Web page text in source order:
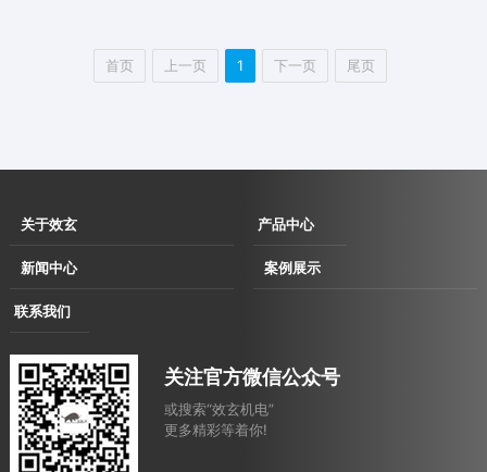
首页 上一页 1 下一页 尾页
关于效玄
企业简介
发展历程
资质荣誉
产品中心
伺服直驱拉丝
消费品
汽车
新闻中心
企业动态
案例展示
合作案例
联系我们
电子地图
关注官方微信公众号
或搜索“效玄机电”
更多精彩等着你!